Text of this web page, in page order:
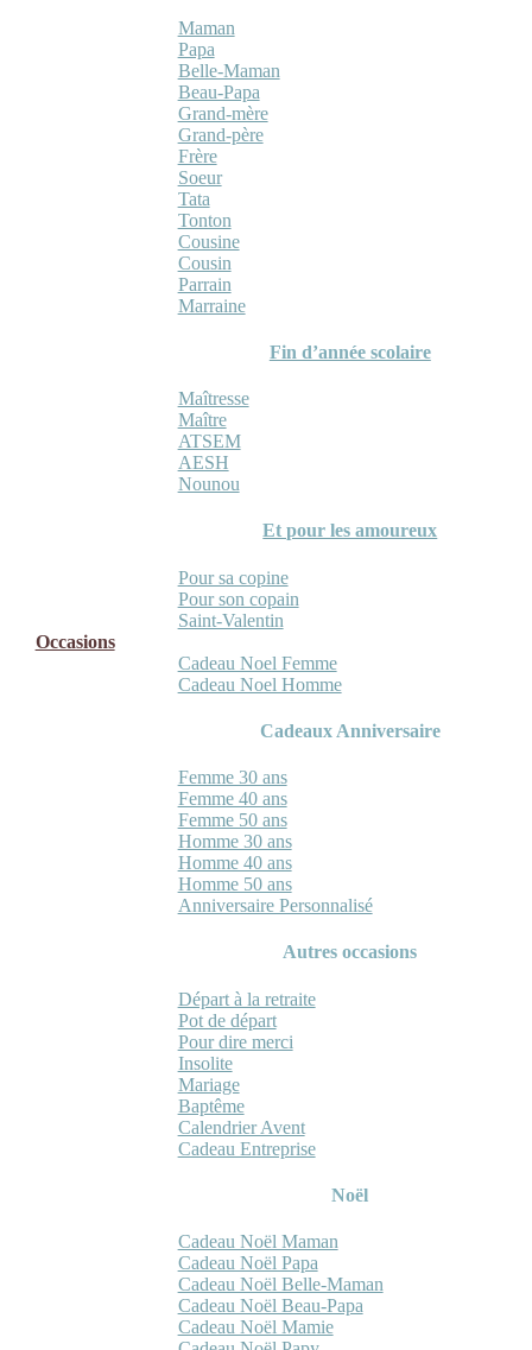
Maman
Papa
Belle-Maman
Beau-Papa
Grand-mère
Grand-père
Frère
Soeur
Tata
Tonton
Cousine
Cousin
Parrain
Marraine
Fin d’année scolaire
Maîtresse
Maître
ATSEM
AESH
Nounou
Et pour les amoureux
Pour sa copine
Pour son copain
Saint-Valentin
Occasions
Cadeau Noel Femme
Cadeau Noel Homme
Cadeaux Anniversaire
Femme 30 ans
Femme 40 ans
Femme 50 ans
Homme 30 ans
Homme 40 ans
Homme 50 ans
Anniversaire Personnalisé
Autres occasions
Départ à la retraite
Pot de départ
Pour dire merci
Insolite
Mariage
Baptême
Calendrier Avent
Cadeau Entreprise
Noël
Cadeau Noël Maman
Cadeau Noël Papa
Cadeau Noël Belle-Maman
Cadeau Noël Beau-Papa
Cadeau Noël Mamie